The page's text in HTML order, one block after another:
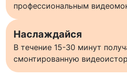
профессиональным
Наслаждайся
В течение 15-30 минут
смонтированную